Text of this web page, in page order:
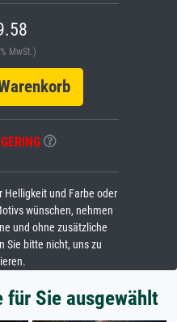
MwSt.)
GERING
Helligkeit und Farbe oder
wünschen, nehmen
und ohne zusätzliche
Sie bitte nicht, uns zu
für Sie ausgewählt